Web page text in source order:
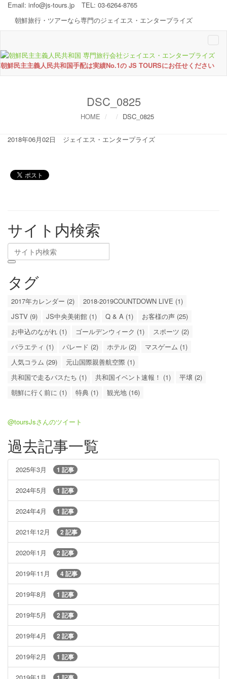
Email: info@js-tours.jp
TEL: 03-6264-8765
朝鮮旅行・ツアーなら専門のジェイエス・エンタープライズ
朝鮮民主主義人民共和国手配は実績No.1の JS TOURSにお任せください
DSC_0825
HOME DSC_0825
2018年06月02日 ジェイエス・エンタープライズ
サイト内検索
タグ
2017年カレンダー (2)
2018-2019COUNTDOWN LIVE (1)
JSTV (9)
JS中央美術館 (1) Q & A (1)
お客様の声 (25)
お申込のながれ (1)
ゴールデンウィーク (1)
スポーツ (2)
バラエティ (1)
パレード (2) ホテル (2)
マスゲーム (1)
人気コラム (29)
元山国際親善航空際 (1)
共和国で走るバスたち (1)
共和国イベント速報！ (1)
平壌 (2)
朝鮮に行く前に (1)
特典 (1) 観光地 (16)
@toursJsさんのツイート
過去記事一覧
2025年3月 1 記事
2024年5月 1 記事
2024年4月 1 記事
2021年12月 2 記事
2020年1月 2 記事
2019年11月 4 記事
2019年8月 1 記事
2019年5月 2 記事
2019年4月 2 記事
2019年2月 1 記事
2019年1月